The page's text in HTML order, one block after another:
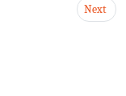
Next